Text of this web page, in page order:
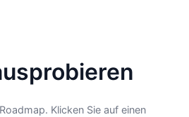
Klicken Sie auf einen